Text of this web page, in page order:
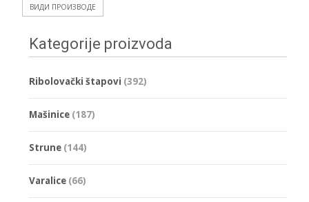
ВИДИ ПРОИЗВОДЕ
Kategorije proizvoda
Ribolovački štapovi (392)
Mašinice (187)
Strune (144)
Varalice (66)